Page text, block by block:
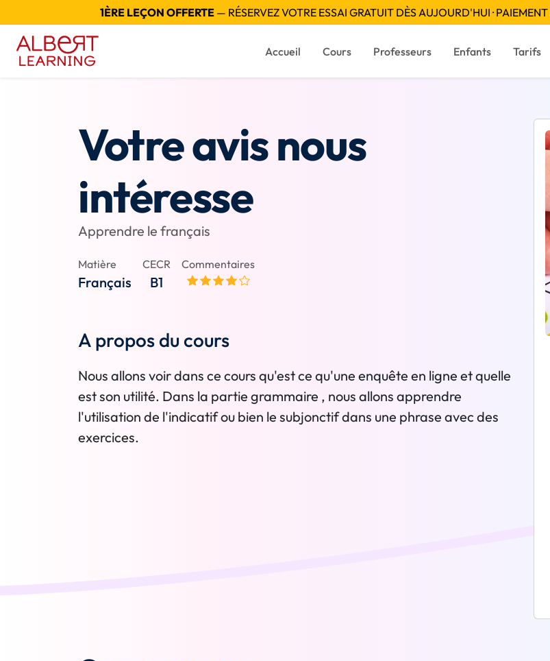
1ÈRE LEÇON OFFERTE— RÉSERVEZ VOTRE ESSAI GRATUIT DÈS AUJOURD'HUI ·
Accueil Cours Professeurs Enfants Tarifs
Votre avis nous
intéresse
Apprendre le français
Matière
Français
CECR
B1
Commentaires
A propos du cours
Nous allons voir dans ce cours qu'est ce qu'une enquête en ligne et quelle
est son utilité. Dans la partie grammaire , nous allons apprendre
l'utilisation de l'indicatif ou bien le subjonctif dans une phrase avec des
exercices.